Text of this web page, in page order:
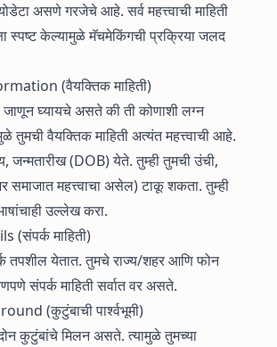
असणे गरजेचे आहे. सर्व महत्त्वाची माहिती
स्पष्ट केल्यामुळे मॅचमेकिंगची प्रक्रिया जलद
(वैयक्तिक माहिती)
घ्यायचे असते की ती कोणाशी लग्न
तुमची वैयक्तिक माहिती अत्यंत महत्त्वाची आहे.
जन्मतारीख (DOB) येते. तुम्ही तुमची उंची,
महत्त्वाचा असेल) टाकू शकता. तुम्ही
उल्लेख करा.
(संपर्क माहिती)
तपशील येतात. तुमचे राज्य/शहर आणि फोन
संपर्क माहिती सर्वात वर असते.
(कुटुंबाची पार्श्वभूमी)
दोन कुटुंबांचे मिलन असते. त्यामुळे तुमच्या